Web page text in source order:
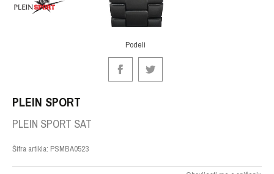
Podeli
PLEIN SPORT
PLEIN SPORT SAT
Šifra artikla: PSMBA0523